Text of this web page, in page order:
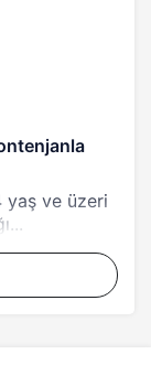
yaş ve üzeri